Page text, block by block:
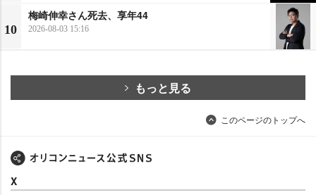
10
梅崎伸幸さん死去、享年44
2026-08-03 15:16
もっと見る
このページのトップへ
X